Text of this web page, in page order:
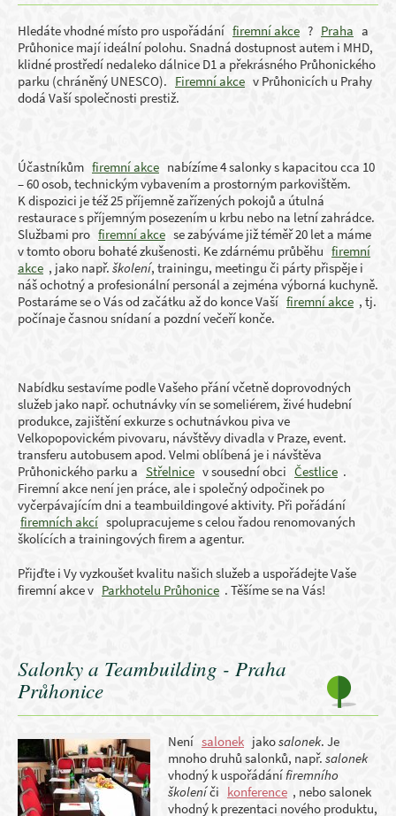
Hledáte vhodné místo pro uspořádání firemní akce ? Praha a
Průhonice mají ideální polohu. Snadná dostupnost autem i MHD,
klidné prostředí nedaleko dálnice D1 a překrásného Průhonického
parku (chráněný UNESCO). Firemní akce v Průhonicích u Prahy
dodá Vaší společnosti prestiž.
Účastníkům firemní akce nabízíme 4 salonky s kapacitou cca 10
– 60 osob, technickým vybavením a prostorným parkovištěm.
K dispozici je též 25 příjemně zařízených pokojů a útulná
restaurace s příjemným posezením u krbu nebo na letní zahrádce.
Službami pro firemní akce se zabýváme již téměř 20 let a máme
v tomto oboru bohaté zkušenosti. Ke zdárnému průběhu firemní
akce , jako např. školení, trainingu, meetingu či párty přispěje i
náš ochotný a profesionální personál a zejména výborná kuchyně.
Postaráme se o Vás od začátku až do konce Vaší firemní akce , tj.
počínaje časnou snídaní a pozdní večeří konče.
Nabídku sestavíme podle Vašeho přání včetně doprovodných
služeb jako např. ochutnávky vín se someliérem, živé hudební
produkce, zajištění exkurze s ochutnávkou piva ve
Velkopopovickém pivovaru, návštěvy divadla v Praze, event.
transferu autobusem apod. Velmi oblíbená je i návštěva
Průhonického parku a Střelnice v sousední obci Čestlice .
Firemní akce není jen práce, ale i společný odpočinek po
vyčerpávajícím dni a teambuildingové aktivity. Při pořádání
firemních akcí spolupracujeme s celou řadou renomovaných
školících a trainingových firem a agentur.
Přijďte i Vy vyzkoušet kvalitu našich služeb a uspořádejte Vaše
firemní akce v Parkhotelu Průhonice . Těšíme se na Vás!
Salonky a Teambuilding - Praha
Průhonice
Není salonek jakosalonek. Je
mnoho druhů salonků, např. salonek
vhodný k uspořádánífiremního
školeníči konference , nebo salonek
vhodný k prezentaci nového produktu,